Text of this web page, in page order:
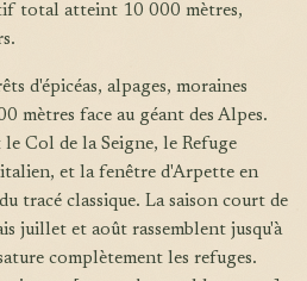
total atteint 10 000 mètres,
mètres face au géant des Alpes.
Col de la Seigne, le Refuge
et la fenêtre d'Arpette en
tracé classique. La saison court de
juillet et août rassemblent jusqu'à
complètement les refuges.